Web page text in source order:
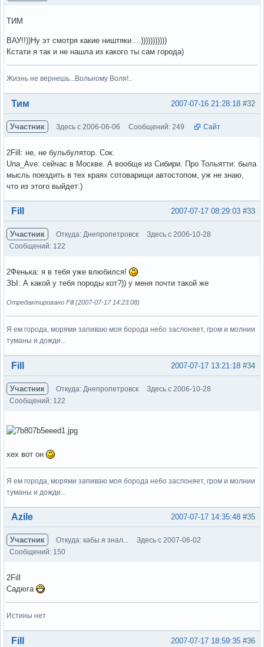
ТИМ
ВАУ!!))Ну эт смотря какие ништяки....)))))))))))
Кстати я так и не нашла из какого ты сам города)
Жизнь не вернешь...Вольному Воля!..
Вне форума #32
2007-07-16 21:28:18
Тим
Участник Здесь с 2006-06-06 Сообщений: 249 Сайт
2Fill: не, не бульбулятор. Сок.
Una_Ave: сейчас в Москве. А вообще из Сибири. Про Тольятти: была
мысль поездить в тех краях сотоварищи автостопом, уж не знаю,
что из этого выйдет:)
Вне форума #33
2007-07-17 08:29:03
Fill
Участник Откуда: Днепропетровск
Здесь с 2006-10-28
Сообщений: 122
2Фенька: я в тебя уже влюбился!
ЗЫ: А какой у тебя породы кот?)) у меня почти такой же
Отредактировано Fill (2007-07-17 14:23:08)
Я ем города, морями запиваю моя борода небо заслоняет, гром и молнии
туманы и дожди...
Вне форума #34
2007-07-17 13:21:18
Fill
Участник Откуда: Днепропетровск
Здесь с 2006-10-28
Сообщений: 122
хех вот он
Я ем города, морями запиваю моя борода небо заслоняет, гром и молнии
туманы и дожди...
Вне форума #35
2007-07-17 14:35:48
Azile
Участник Откуда: кабы я знал...
Здесь с 2007-06-02
Сообщений: 150
2Fill
Садюга
Истины нет
Вне форума #36
2007-07-17 18:59:35
Fill